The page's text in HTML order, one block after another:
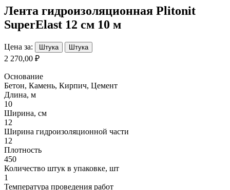
Лента гидроизоляционная Plitonit
SuperElast 12 см 10 м
Цена за: Штука Штука
2 270,00 ₽
Основание
Бетон, Камень, Кирпич, Цемент
Длина, м
10
Ширина, см
12
Ширина гидроизоляционной части
12
Плотность
450
Количество штук в упаковке, шт
1
Температура проведения работ